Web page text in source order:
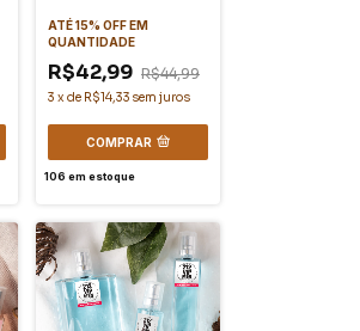
ATÉ 15% OFFEM
QUANTIDADE
R$42,99 R$44,99
3 xde R$14,33 sem juros
COMPRAR
106 em estoque